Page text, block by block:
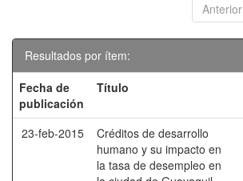
Anterior
Resultados por ítem:
Fecha de
publicación
Título
23-feb-2015
Créditos de desarrollo
humano y su impacto en
la tasa de desempleo en